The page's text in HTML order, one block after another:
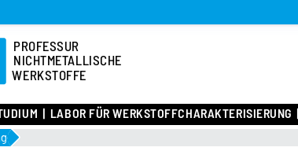
PROFESSUR
NICHTMETALLISCHE
WERKSTOFFE
LABOR FÜR WERKSTOFFCHARAKTERISIERUNG